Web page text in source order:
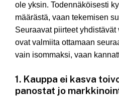
ole yksin. Todennäköisesti
määrästä, vaan tekemisen
Seuraavat piirteet
ovat valmiita ottamaan
vain isommaksi, vaan
1. Kauppa ei kasva
panostat jo